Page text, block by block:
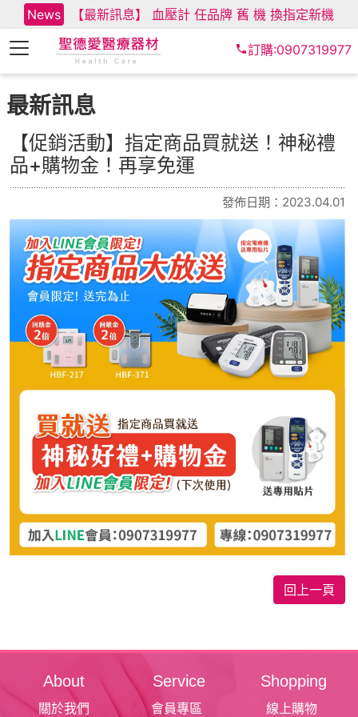
News 【最新訊息】 血壓計 任品牌 舊 機 換指定新機
訂購:0907319977
最新訊息
【促銷活動】指定商品買就送！神秘禮
品+購物金！再享免運
發佈日期：2023.04.01
回上一頁
About
關於我們
Service
會員專區
Shopping
線上購物